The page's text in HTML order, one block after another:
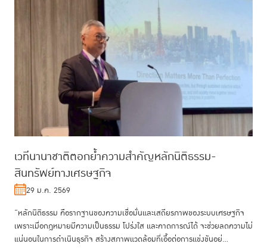
เวทีนานาชาติตอกย้ำความสำคัญหลักนิติธรรม-
สินทรัพย์ทางเศรษฐกิจ
29 ม.ค. 2569
“หลักนิติธรรม คือรากฐานของความเชื่อมั่นและเสถียรภาพของระบบเศรษฐกิจ
เพราะเมื่อกฎหมายมีความเป็นธรรม โปร่งใส และคาดการณ์ได้ จะช่วยลดความไม่
แน่นอนในการดำเนินธุรกิจ สร้างสภาพแวดล้อมที่เอื้อต่อการแข่งขันอย่...